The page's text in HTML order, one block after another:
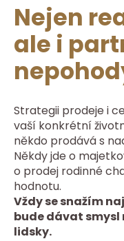
Nejen
ale i
Strategii prodeje i
vaší konkrétní
někdo prodává s
Někdy jde o
o prodej rodinné
hodnotu.
Vždy se snažím
bude dávat smysl
lidsky.